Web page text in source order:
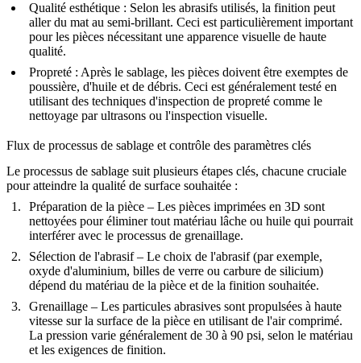
Qualité esthétique : Selon les abrasifs utilisés, la finition peut
aller du mat au semi-brillant. Ceci est particulièrement important
pour les pièces nécessitant une apparence visuelle de haute
qualité.
Propreté : Après le sablage, les pièces doivent être exemptes de
poussière, d'huile et de débris. Ceci est généralement testé en
utilisant des techniques d'inspection de propreté comme le
nettoyage par ultrasons ou l'inspection visuelle.
Flux de processus de sablage et contrôle des paramètres clés
Le processus de sablage suit plusieurs étapes clés, chacune cruciale
pour atteindre la qualité de surface souhaitée :
Préparation de la pièce – Les pièces imprimées en 3D sont
nettoyées pour éliminer tout matériau lâche ou huile qui pourrait
interférer avec le processus de grenaillage.
Sélection de l'abrasif– Le choix de l'abrasif (par exemple,
oxyde d'aluminium, billes de verre ou carbure de silicium)
dépend du matériau de la pièce et de la finition souhaitée.
Grenaillage – Les particules abrasives sont propulsées à haute
vitesse sur la surface de la pièce en utilisant de l'air comprimé.
La pression varie généralement de 30 à 90 psi, selon le matériau
et les exigences de finition.